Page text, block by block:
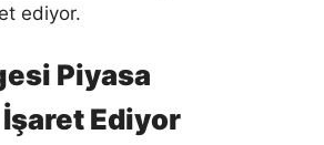
ediyor.
Piyasa
Ediyor